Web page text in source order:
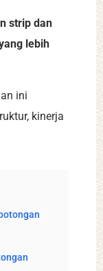
strip dan
lebih
ini
kinerja